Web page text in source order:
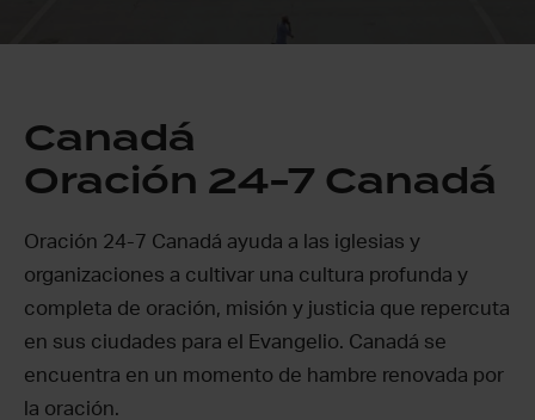
Canadá
Oración 24-7 Canadá
Oración 24-7 Canadá ayuda a las iglesias y
organizaciones a cultivar una cultura profunda y
completa de oración, misión y justicia que repercuta
en sus ciudades para el Evangelio. Canadá se
encuentra en un momento de hambre renovada por
la oración.